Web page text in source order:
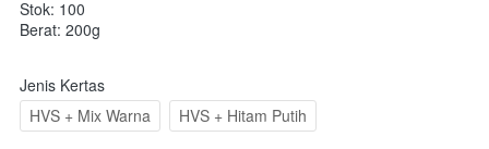
Stok: 100
Berat: 200g
Jenis Kertas
HVS + Mix Warna
HVS + Hitam Putih